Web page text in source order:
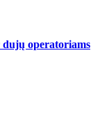
operatoriams